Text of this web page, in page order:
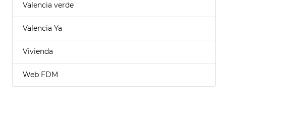
Valencia verde
Valencia Ya
Vivienda
Web FDM